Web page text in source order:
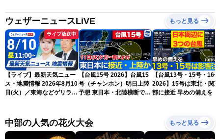
ウェザーニュースLiVE もっと見る
ライブ放送中
【ライブ】最新天気ニュー
ス・地震情報 2026年8月10
日(火）／東海などゲリラ雷
ュースLiVEコーヒータイ
ム・小林李衣奈／有賀哲
夫〉
【台風15号 2026】台風15
号（チャンホン）明日上陸
予想 東日本・北陸横断で大
【台風13号・15号・16号
2026】15号は東北・関
部に接近 早めの備えを（
中部の人気の花火大会 もっと見る